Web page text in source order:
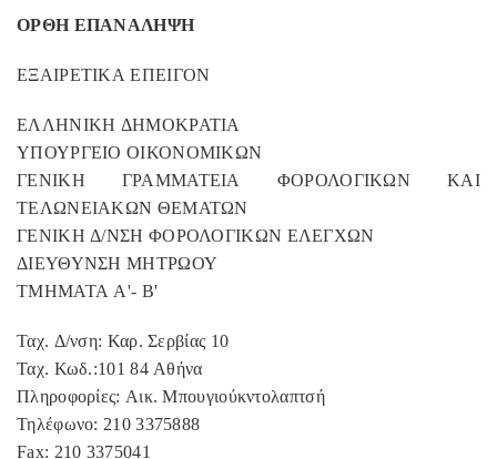
ΟΡΘΗ ΕΠΑΝΑΛΗΨΗ
ΕΞΑΙΡΕΤΙΚΑ ΕΠΕΙΓΟΝ
ΕΛΛΗΝΙΚΗ ΔΗΜΟΚΡΑΤΙΑ
ΥΠΟΥΡΓΕΙΟ ΟΙΚΟΝΟΜΙΚΩΝ
ΓΕΝΙΚΗ
ΓΡΑΜΜΑΤΕΙΑ ΦΟΡΟΛΟΓΙΚΩΝ
ΚΑΙ
ΤΕΛΩΝΕΙΑΚΩΝ ΘΕΜΑΤΩΝ
ΓΕΝΙΚΗ Δ/ΝΣΗ ΦΟΡΟΛΟΓΙΚΩΝ ΕΛΕΓΧΩΝ
ΔΙΕΥΘΥΝΣΗ ΜΗΤΡΩΟΥ
ΤΜΗΜΑΤΑ Α'- Β'
Ταχ. Δ/νση: Καρ.Σερβίας 10
Ταχ. Κωδ.:101 84 Αθήνα
Πληροφορίες: Αικ.Μπουγιούκντολαπτσή
Τηλέφωνο: 210 3375888
Fax: 210 3375041